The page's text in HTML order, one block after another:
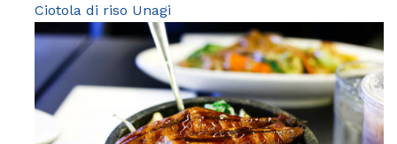
Ciotola di riso Unagi